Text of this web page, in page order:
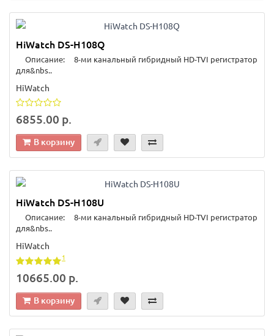
HiWatch DS-H108Q
Описание: 8-ми канальный гибридный HD-TVI регистратор
для&nbs..
HiWatch
6855.00 р.
В корзину
HiWatch DS-H108U
Описание: 8-ми канальный гибридный HD-TVI регистратор
для&nbs..
HiWatch
1
10665.00 р.
В корзину